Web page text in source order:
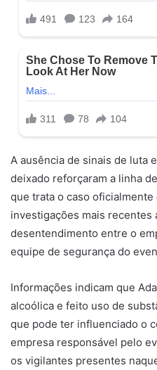
A ausência de sinais de luta
deixado reforçaram a linha
que trata o caso
investigações mais recentes
desentendimento entre o
equipe de segurança do
Informações indicam que
alcoólica e feito uso de
que pode ter influenciado o
empresa responsável pelo
os vigilantes presentes